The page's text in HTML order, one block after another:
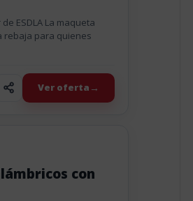
ESDLA La maqueta
rebaja para quienes
Ver oferta
con